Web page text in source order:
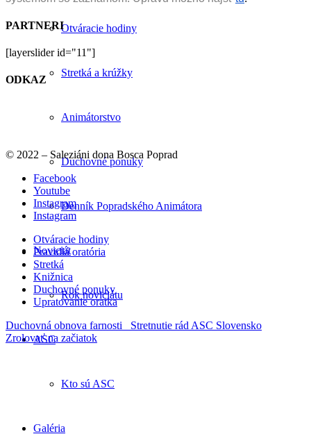
Otváracie hodiny
Stretká a krúžky
Animátorstvo
Duchovné ponuky
Denník Popradského Animátora
Noviciát
Rok noviciátu
ASC
Kto sú ASC
Galéria
PARTNERI
[layerslider id="11"]
ODKAZ
© 2022 – Saleziáni dona Bosca Poprad
Facebook
Youtube
Instagram
Instagram
Otváracie hodiny
Pravidlá oratória
Stretká
Knižnica
Duchovné ponuky
Upratovanie oratka
Duchovná obnova farnosti
Stretnutie rád ASC Slovensko
Zrolovať na začiatok